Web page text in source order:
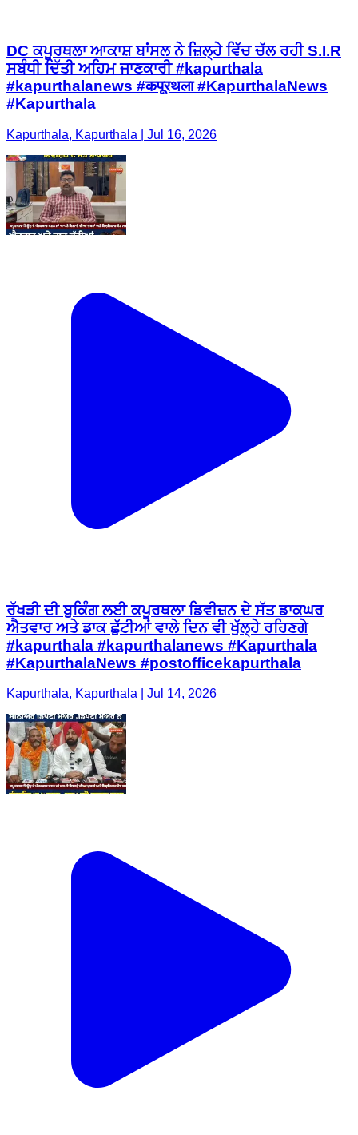
DC ਕਪੂਰਥਲਾ ਆਕਾਸ਼ ਬਾਂਸਲ ਨੇ ਜ਼ਿਲ੍ਹੇ ਵਿੱਚ ਚੱਲ ਰਹੀ S.I.R
ਸਬੰਧੀ ਦਿੱਤੀ ਅਹਿਮ ਜਾਣਕਾਰੀ #kapurthala
#kapurthalanews #कपूरथला #KapurthalaNews
#Kapurthala
Kapurthala, Kapurthala | Jul 16, 2026
ਰੱਖੜੀ ਦੀ ਬੁਕਿੰਗ ਲਈ ਕਪੂਰਥਲਾ ਡਿਵੀਜ਼ਨ ਦੇ ਸੱਤ ਡਾਕਘਰ
ਐਤਵਾਰ ਅਤੇ ਡਾਕ ਛੁੱਟੀਆਂ ਵਾਲੇ ਦਿਨ ਵੀ ਖੁੱਲ੍ਹੇ ਰਹਿਣਗੇ
#kapurthala #kapurthalanews #Kapurthala
#KapurthalaNews #postofficekapurthala
Kapurthala, Kapurthala | Jul 14, 2026